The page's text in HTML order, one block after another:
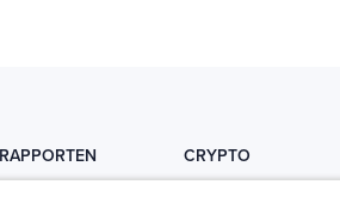
RAPPORTEN CRYPTO